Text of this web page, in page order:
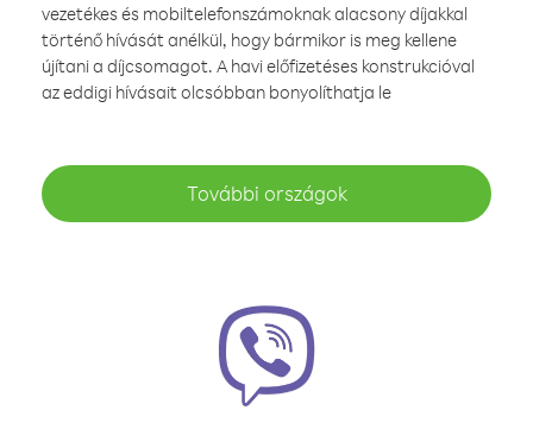
vezetékes és mobiltelefonszámoknak alacsony díjakkal
történő hívását anélkül, hogy bármikor is meg kellene
újítani a díjcsomagot. A havi előfizetéses konstrukcióval
az eddigi hívásait olcsóbban bonyolíthatja le
További országok